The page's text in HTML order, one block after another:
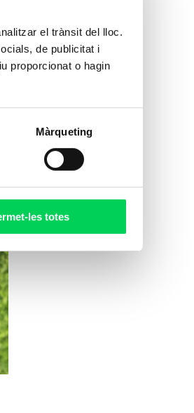
el trànsit del lloc.
de publicitat i
proporcionat o hagin
Màrqueting
les totes